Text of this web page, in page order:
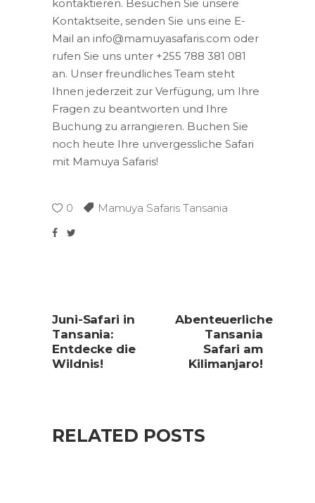
kontaktieren. Besuchen Sie unsere
Kontaktseite, senden Sie uns eine E-
Mail an info@mamuyasafaris.com oder
rufen Sie uns unter +255 788 381 081
an. Unser freundliches Team steht
Ihnen jederzeit zur Verfügung, um Ihre
Fragen zu beantworten und Ihre
Buchung zu arrangieren. Buchen Sie
noch heute Ihre unvergessliche Safari
mit Mamuya Safaris!
0 Mamuya Safaris Tansania
Juni-Safari in
Tansania:
Entdecke die
Wildnis!
Abenteuerliche
Tansania
Safari am
Kilimanjaro!
RELATED POSTS